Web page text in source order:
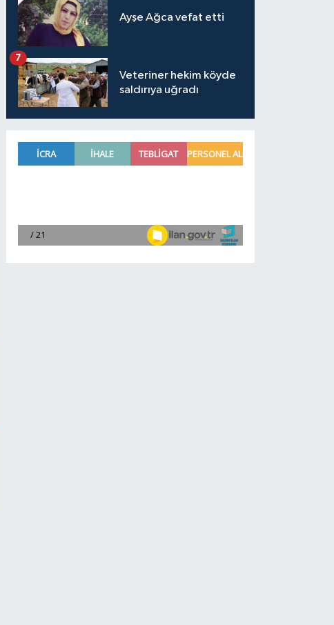
Ayşe Ağca vefat etti
Veteriner hekim köyde
saldırıya uğradı
7